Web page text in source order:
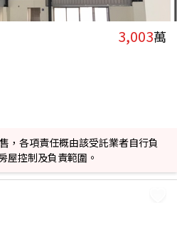
3,003萬
，各項責任概由該受託業者自行負
屋控制及負責範圍。